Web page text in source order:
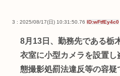
3 : 2025/08/17(日) 10:31:50.76 ID:wFtfEy4c0
8月13日、勤務先である栃
衣室に小型カメラを設置
態撮影処罰法違反等の容